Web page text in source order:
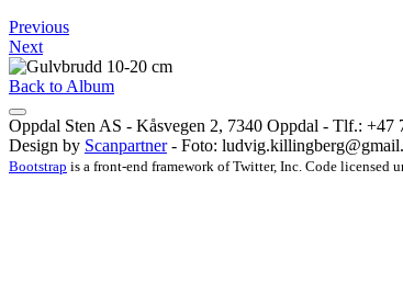
Previous
Next
Back to Album
Oppdal Sten AS - Kåsvegen 2, 7340 Oppdal - Tlf.:
Design by Scanpartner- Foto:
Bootstrap is a front-end framework of Twitter, Inc. Code licensed